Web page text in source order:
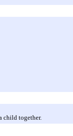
child together.